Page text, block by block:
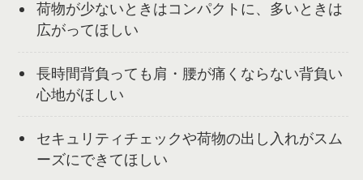
荷物が少ないときはコンパクトに、多いときは
広がってほしい
長時間背負っても肩・腰が痛くならない背負い
心地がほしい
セキュリティチェックや荷物の出し入れがスム
ーズにできてほしい